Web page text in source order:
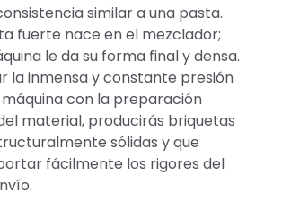
similar a una pasta.
fuerte nace en el mezclador;
le da su forma final y densa.
la inmensa y constante presión
con la preparación
material, producirás briquetas
sólidas y que
fácilmente los rigores del